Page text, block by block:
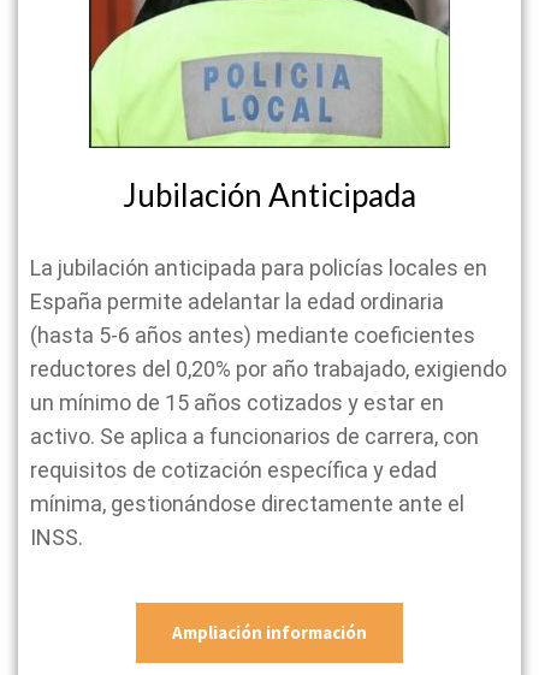
Jubilación Anticipada
La jubilación anticipada para policías locales en
España permite adelantar la edad ordinaria
(hasta 5-6 años antes) mediante coeficientes
reductores del 0,20% por año trabajado, exigiendo
un mínimo de 15 años cotizados y estar en
activo. Se aplica a funcionarios de carrera, con
requisitos de cotización específica y edad
mínima, gestionándose directamente ante el
INSS.
Ampliación información